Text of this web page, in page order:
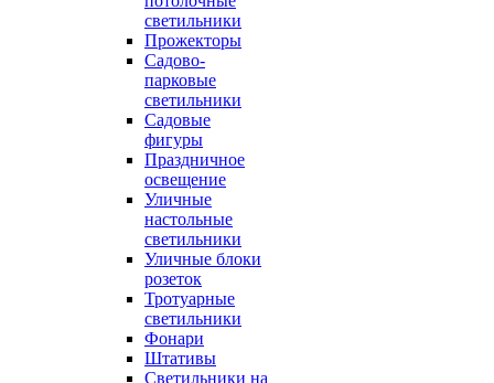
светильники
Прожекторы
Садово-
парковые
светильники
Садовые
фигуры
Праздничное
освещение
Уличные
настольные
светильники
Уличные блоки
розеток
Тротуарные
светильники
Фонари
Штативы
Светильники на